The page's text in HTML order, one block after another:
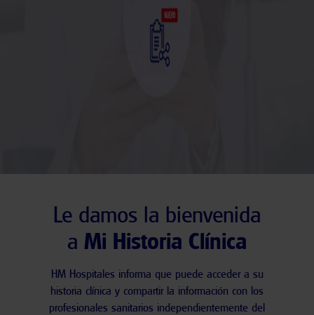
Le damos la bienvenida
a Mi Historia Clínica
HM Hospitales informa que puede acceder a su
historia clínica y compartir la información con los
profesionales sanitarios independientemente del